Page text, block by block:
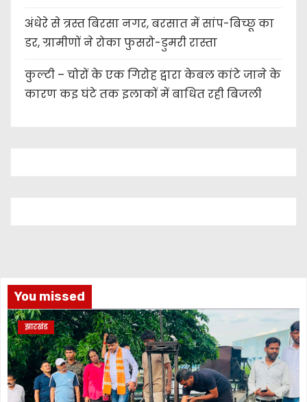
अंधेरे से त्रस्त बिरसा नगर, बरसात में सांप-बिच्छू का
डर, ग्रामीणों ने रोका फुसरो-डुमरी रास्ता
कुल्टी – चोरों के एक गिरोह द्वारा केबल कांटे जाने के
कारण कइ घंटे तक इलाकों में बाधित रही बिजली
You missed
झारखंड